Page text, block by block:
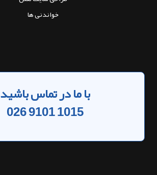
خواندنی ها
با ما در تماس باشید
026 9101 1015